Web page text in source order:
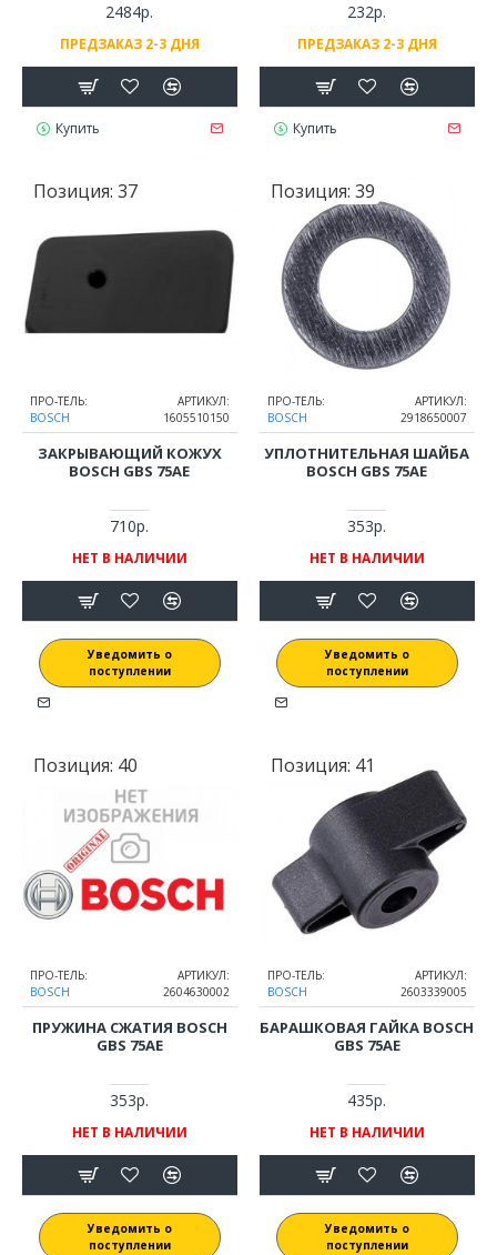
2484р.
ПРЕДЗАКАЗ 2-3 ДНЯ
Купить
232р.
ПРЕДЗАКАЗ 2-3 ДНЯ
Купить
Позиция: 37
ПРО-ТЕЛЬ:
BOSCH
АРТИКУЛ:
1605510150
ЗАКРЫВАЮЩИЙ КОЖУХ
BOSCH GBS 75AE
710р.
НЕТ В НАЛИЧИИ
Уведомить о
поступлении
Позиция: 39
ПРО-ТЕЛЬ:
BOSCH
АРТИКУЛ:
2918650007
УПЛОТНИТЕЛЬНАЯ ШАЙБА
BOSCH GBS 75AE
353р.
НЕТ В НАЛИЧИИ
Уведомить о
поступлении
Позиция: 40
ПРО-ТЕЛЬ:
BOSCH
АРТИКУЛ:
2604630002
ПРУЖИНА СЖАТИЯ BOSCH
GBS 75AE
353р.
НЕТ В НАЛИЧИИ
Уведомить о
поступлении
Позиция: 41
ПРО-ТЕЛЬ:
BOSCH
АРТИКУЛ:
2603339005
БАРАШКОВАЯ ГАЙКА BOSCH
GBS 75AE
435р.
НЕТ В НАЛИЧИИ
Уведомить о
поступлении